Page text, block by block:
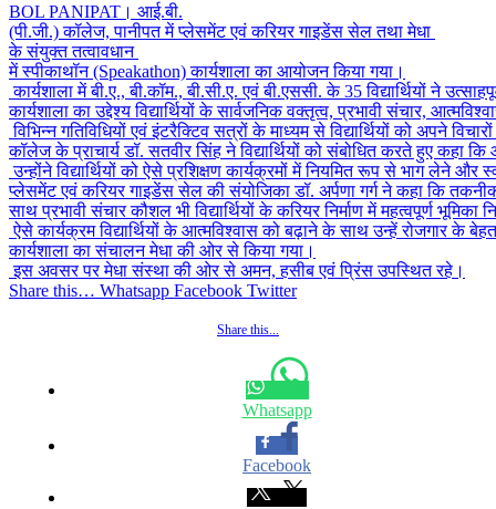
BOL PANIPAT। आई.बी.
(पी.जी.) कॉलेज, पानीपत में प्लेसमेंट एवं करियर गाइडेंस सेल तथा मेधा
के संयुक्त तत्वावधान
में स्पीकाथॉन (Speakathon) कार्यशाला का आयोजन किया गया।
कार्यशाला में बी.ए., बी.कॉम., बी.सी.ए. एवं बी.एससी. के 35 विद्यार्थियों ने
कार्यशाला का उद्देश्य विद्यार्थियों के सार्वजनिक वक्तृत्व, प्रभावी संचार,
विभिन्न गतिविधियों एवं इंटरैक्टिव सत्रों के माध्यम से विद्यार्थियों को अपने
कॉलेज के प्राचार्य डॉ. सतवीर सिंह ने विद्यार्थियों को संबोधित करते हुए
उन्होंने विद्यार्थियों को ऐसे प्रशिक्षण कार्यक्रमों में नियमित रूप से भाग लेने
प्लेसमेंट एवं करियर गाइडेंस सेल की संयोजिका डॉ. अर्पणा गर्ग ने कहा कि
साथ प्रभावी संचार कौशल भी विद्यार्थियों के करियर निर्माण में महत्वपूर्ण भूमिका
ऐसे कार्यक्रम विद्यार्थियों के आत्मविश्वास को बढ़ाने के साथ उन्हें रोजगार के
कार्यशाला का संचालन मेधा की ओर से किया गया।
इस अवसर पर मेधा संस्था की ओर से अमन, हसीब एवं प्रिंस उपस्थित रहे।
Share this… Whatsapp Facebook Twitter
Share this...
Whatsapp
Facebook